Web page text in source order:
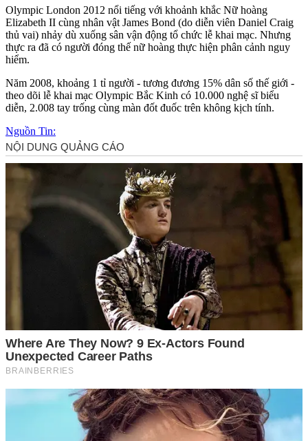
Olympic London 2012 nổi tiếng với khoảnh khắc Nữ hoàng
Elizabeth II cùng nhân vật James Bond (do diễn viên Daniel Craig
thủ vai) nhảy dù xuống sân vận động tổ chức lễ khai mạc. Nhưng
thực ra đã có người đóng thế nữ hoàng thực hiện phân cảnh nguy
hiểm.
Năm 2008, khoảng 1 tỉ người - tương đương 15% dân số thế giới -
theo dõi lễ khai mạc Olympic Bắc Kinh có 10.000 nghệ sĩ biểu
diễn, 2.008 tay trống cùng màn đốt đuốc trên không kịch tính.
Nguồn Tin: